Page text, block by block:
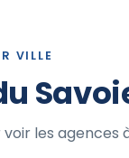
VILLE
voir les agences